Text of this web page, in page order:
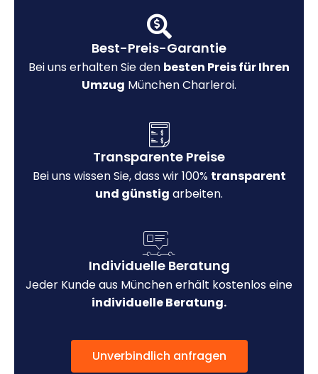
Best-Preis-Garantie
Bei uns erhalten Sie den besten Preis für Ihren
Umzug München Charleroi.
Transparente Preise
Bei uns wissen Sie, dass wir 100% transparent
und günstig arbeiten.
Individuelle Beratung
Jeder Kunde aus München erhält kostenlos eine
individuelle Beratung.
Unverbindlich anfragen